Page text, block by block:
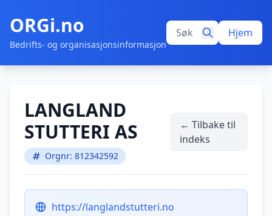
ORGi.no
Bedrifts- og organisasjonsinformasjon
Hjem
LANGLAND
STUTTERI AS
Orgnr: 812342592
← Tilbake til
indeks
https://langlandstutteri.no